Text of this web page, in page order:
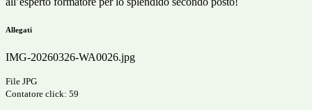
Allegati
IMG-20260326-WA0026.jpg
File JPG
Contatore click: 59